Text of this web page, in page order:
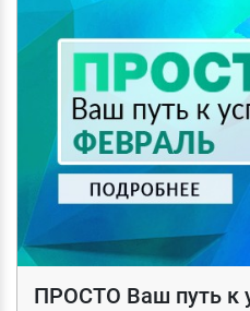
ПРОСТО Ваш путь к